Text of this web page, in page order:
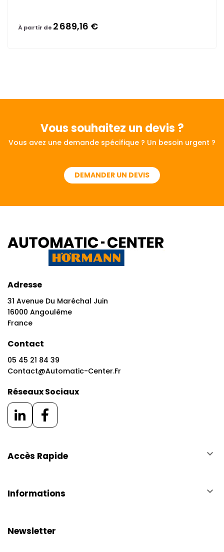
À partir de 2 689,16 €
Vous souhaitez un devis ?
Vous avez une demande spécifique ? Un besoin urgent ?
DEMANDER UN DEVIS
Adresse
31 Avenue Du Maréchal Juin
16000 Angoulême
France
Contact
05 45 21 84 39
Contact@automatic-Center.fr
Réseaux Sociaux
Accès Rapide keyboard_arrow_down
Informations keyboard_arrow_down
Newsletter